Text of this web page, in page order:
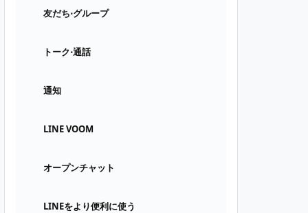
友だち⋅グループ
トーク⋅通話
通知
LINE VOOM
オープンチャット
LINEをより便利に使う